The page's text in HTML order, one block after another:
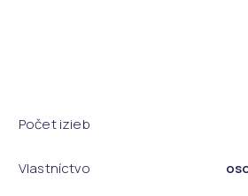
Počet izieb
Vlastníctvo